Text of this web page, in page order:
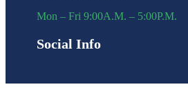
Mon – Fri 9:00A.M. – 5:00P.M.
Social Info